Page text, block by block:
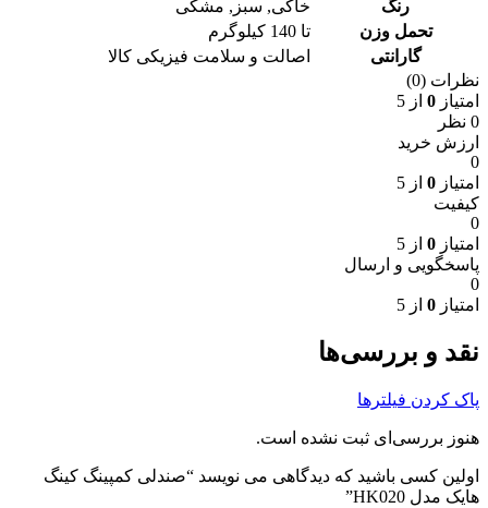
رنگ خاکی, سبز , مشکی
تحمل وزن
تا 140 کیلوگرم
گارانتی
اصالت و سلامت فیزیکی کالا
نظرات (0)
امتیاز 0 از 5
0 نظر
ارزش خرید
0
امتیاز 0 از 5
کیفیت
0
امتیاز 0 از 5
پاسخگویی و ارسال
0
امتیاز 0 از 5
نقد و بررسی‌ها
پاک کردن فیلترها
هنوز بررسی‌ای ثبت نشده است.
اولین کسی باشید که دیدگاهی می نویسد “صندلی کمپینگ کینگ
هایک مدل HK020”